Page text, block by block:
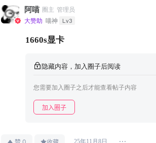
阿喵 圈主 管理员
大赞助 喵神 Lv3
1660s显卡
隐藏内容，加入圈子后阅读
您需要加入圈子之后才能查看帖子内容
加入圈子
0 25年11月8日